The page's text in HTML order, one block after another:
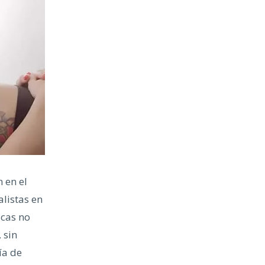
en el
en
no
sin
de